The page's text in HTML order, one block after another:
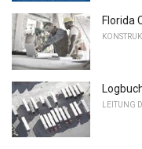
Florida
LEITUNG